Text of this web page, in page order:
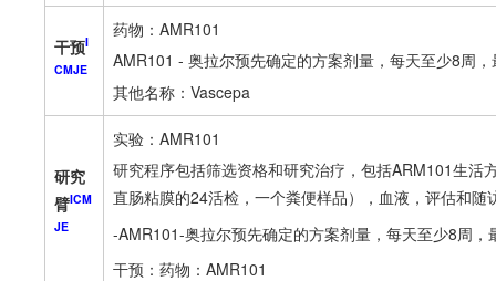
干预I
CMJE
药物：AMR101
AMR101 - 奥拉尔预先确定的方案剂量，每天至少8周
其他名称：Vascepa
研究
臂ICM
JE
实验：AMR101
研究程序包括筛选资格和研究治疗，包括ARM101生活
直肠粘膜的24活检，一个粪便样品），血液，评估和随
-AMR101-奥拉尔预先确定的方案剂量，每天至少8周，
干预：药物：AMR101